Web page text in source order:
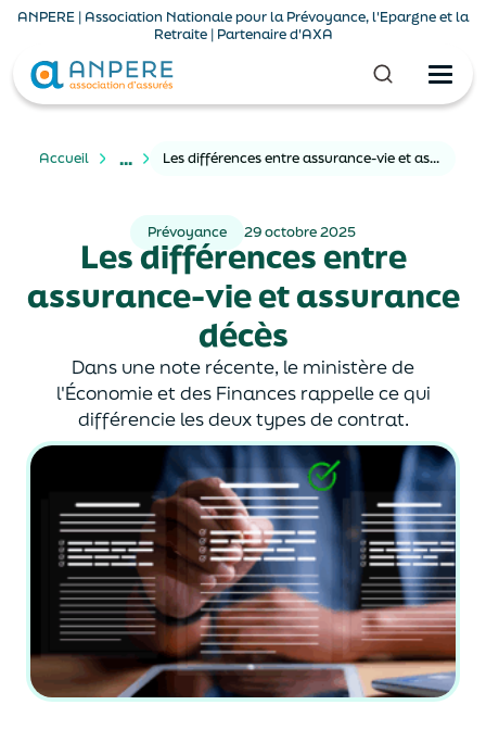
ANPERE | Association Nationale pour la Prévoyance, l'Epargne et la
Retraite | Partenaire d'AXA
Accueil ... Les différences entre assurance-vie et assurance décès
Prévoyance 29 octobre 2025
Les différences entre
assurance-vie et assurance
décès
Dans une note récente, le ministère de
l'Économie et des Finances rappelle ce qui
différencie les deux types de contrat.